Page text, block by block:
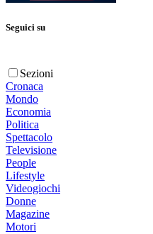
Seguici su
Sezioni
Cronaca
Mondo
Economia
Politica
Spettacolo
Televisione
People
Lifestyle
Videogiochi
Donne
Magazine
Motori